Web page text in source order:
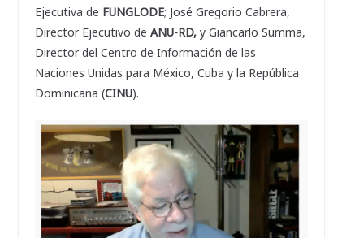
Ejecutiva de FUNGLODE; José Gregorio Cabrera,
Director Ejecutivo de ANU-RD, y Giancarlo Summa,
Director del Centro de Información de las
Naciones Unidas para México, Cuba y la República
Dominicana (CINU).